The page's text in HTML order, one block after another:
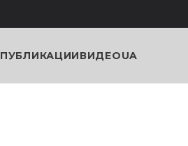
ПУБЛИКАЦИИВИДЕОUA